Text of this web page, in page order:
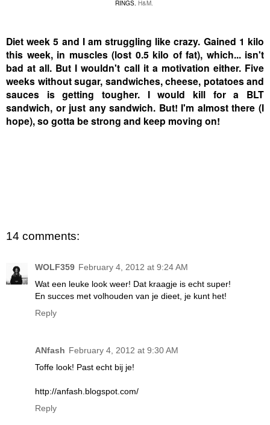
RINGS. H&M.
Diet week 5 and I am struggling like crazy. Gained 1 kilo
this week, in muscles (lost 0.5 kilo of fat), which... isn't
bad at all. But I wouldn't call it a motivation either. Five
weeks without sugar, sandwiches, cheese, potatoes and
sauces is getting tougher. I would kill for a BLT
sandwich, or just any sandwich. But! I'm almost there (I
hope), so gotta be strong and keep moving on!
14 comments:
WOLF359 February 4, 2012 at 9:24 AM
Wat een leuke look weer! Dat kraagje is echt super!
En succes met volhouden van je dieet, je kunt het!
Reply
ANfash February 4, 2012 at 9:30 AM
Toffe look! Past echt bij je!
http://anfash.blogspot.com/
Reply